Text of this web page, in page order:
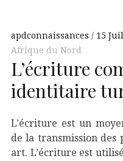
apdconnaissances 15
Afrique du Nord
L’écriture
identitaire
L’écriture est un
de la transmission des
art. L’écriture est